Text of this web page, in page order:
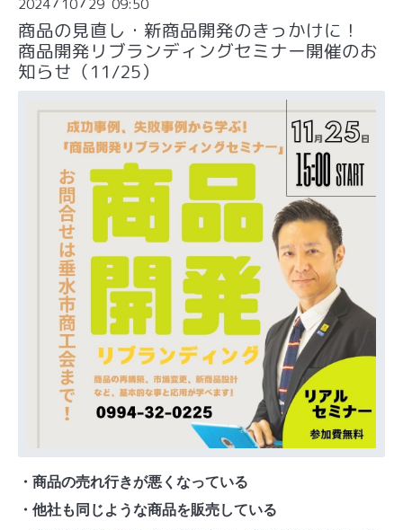
商品の見直し・新商品開発のきっかけに！
商品開発リブランディングセミナー開催のお
知らせ（11/25）
・商品の売れ行きが悪くなっている
・他社も同じような商品を販売している